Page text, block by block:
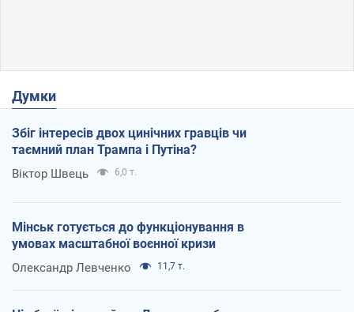
Думки
Збіг інтересів двох цинічних гравців чи
таємний план Трампа і Путіна?
Віктор Швець 6,0 т.
Мінськ готується до функціонування в
умовах масштабної воєнної кризи
Олександр Левченко 11,7 т.